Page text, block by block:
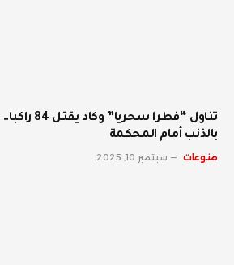
تناول “فطرا
بالذنب أمام المحكمة
منوعات سبتمبر 10, 2025